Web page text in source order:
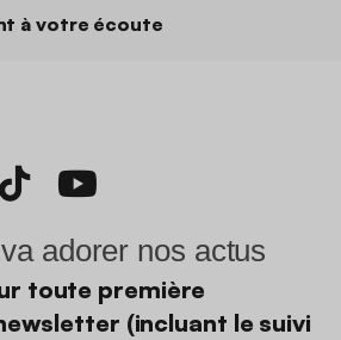
à votre écoute
adorer nos actus
toute première
(incluant le suivi